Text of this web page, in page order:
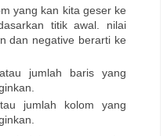
yang kan kita geser ke
titik awal. nilai
dan negative berarti ke
jumlah baris yang
jumlah kolom yang